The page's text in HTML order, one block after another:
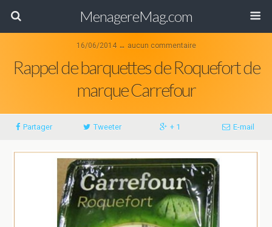
MenagereMag.com
16/06/2014 ↔ aucun commentaire
Rappel de barquettes de Roquefort de
marque Carrefour
Partager Tweeter + 1 E-mail